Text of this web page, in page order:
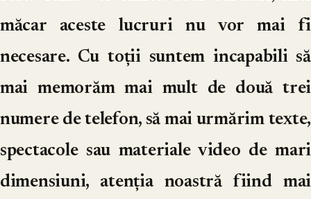
măcar aceste lucruri nu vor mai fi
necesare. Cu toții suntem incapabili să
mai memorăm mai mult de două trei
numere de telefon, să mai urmărim texte,
spectacole sau materiale video de mari
dimensiuni, atenția noastră fiind mai